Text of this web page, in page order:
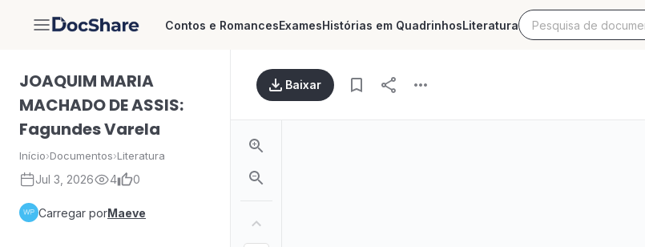
DocShare Contos e RomancesExamesHistórias em QuadrinhosLiteratura
JOAQUIM MARIA
MACHADO DE ASSIS:
Fagundes Varela
Início›Documentos›Literatura
Jul 3, 2026 4 0
Carregar porMaeve
Baixar